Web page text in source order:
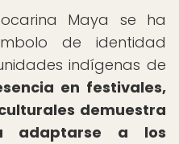
Maya se ha
de identidad
indígenas de
en festivales,
demuestra
adaptarse a los